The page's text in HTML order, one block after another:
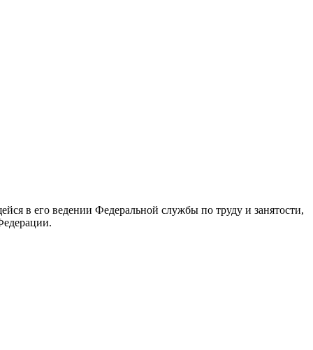
в его ведении Федеральной службы по труду и занятости,